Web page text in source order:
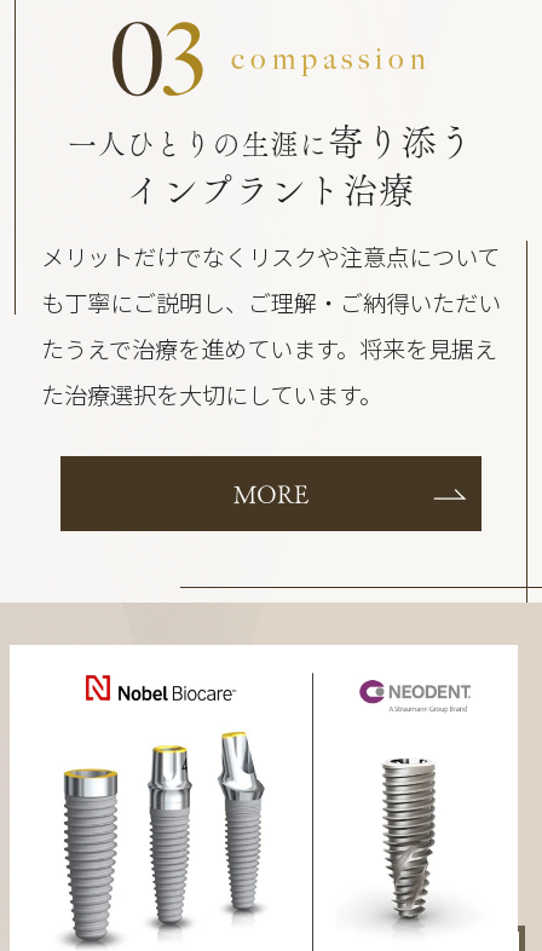
03 compassion
一人ひとりの生涯に 寄り添う
インプラント治療
メリットだけでなくリスクや注意点について
も丁寧にご説明し、ご理解・ご納得いただい
たうえで治療を進めています。将来を見据え
た治療選択を大切にしています。
MORE